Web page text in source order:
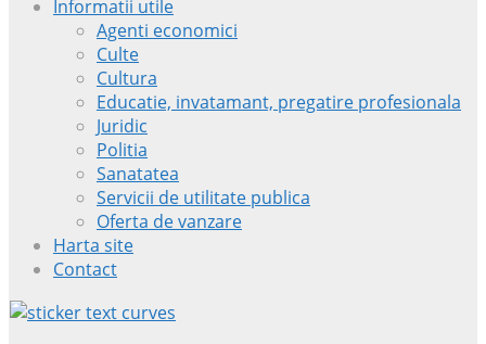
Informatii utile
Agenti economici
Culte
Cultura
Educatie, invatamant, pregatire profesionala
Juridic
Politia
Sanatatea
Servicii de utilitate publica
Oferta de vanzare
Harta site
Contact